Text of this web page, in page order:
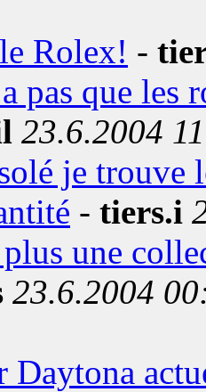
Rolex! -
pas que les
23.6.2004
je trouve
- tiers.i
plus une
23.6.2004
Daytona